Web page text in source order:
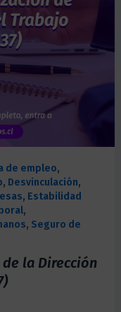
de empleo,
, Desvinculación,
, Estabilidad
,
, Seguro de
la Dirección